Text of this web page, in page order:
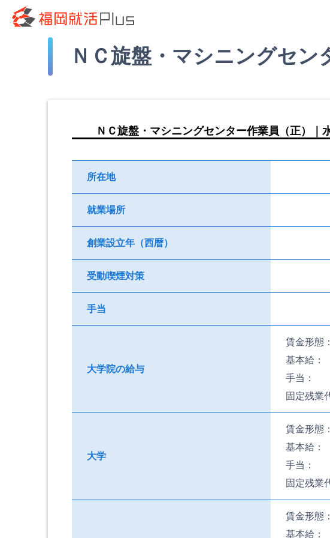
ＮＣ旋盤・マシニングセ
ＮＣ旋盤・マシニングセンター作業員（正）
所在地
就業場所
創業設立年（西暦）
受動喫煙対策
手当
大学院の給与
賃金形態：
基本給：
手当：
固定残業
大学
賃金形態：
基本給：
手当：
固定残業
賃金形態：
基本給：